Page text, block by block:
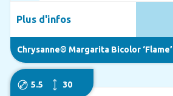
Chrysanne® Margarita Bicolor ‘Flame’
Plus d'infos
5.5 30